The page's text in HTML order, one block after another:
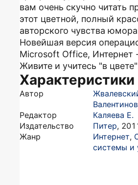
вам очень скучно читать
этот цветной, полный
авторского чувства
Новейшая версия
Microsoft Office, Интернет
Живите и учитесь "в
Характеристики
Автор
Редактор
Каляева Е.
Издательство
Питер,
Жанр
Интернет,
системы и